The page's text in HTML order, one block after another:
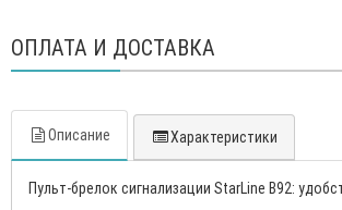
ОПЛАТА И ДОСТАВКА
Описание Характеристики
Пульт-брелок сигнализации StarLine B92: